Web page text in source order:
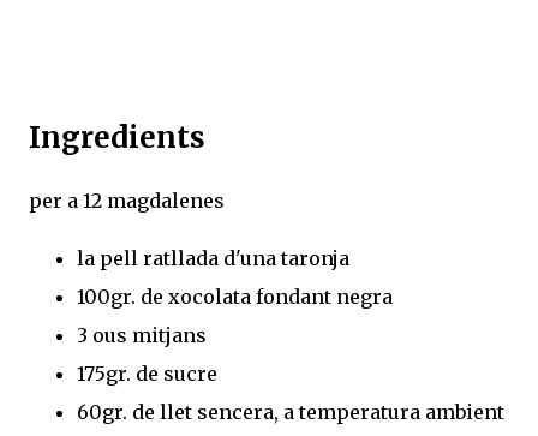
Ingredients
per a 12 magdalenes
la pell ratllada d'una taronja
100gr. de xocolata fondant negra
3 ous mitjans
175gr. de sucre
60gr. de llet sencera, a temperatura ambient